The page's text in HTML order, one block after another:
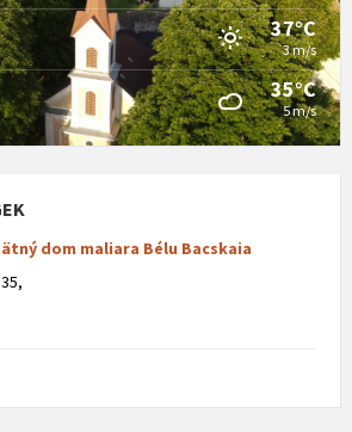
37°C
3 m/s
35°C
5 m/s
dom maliara Bélu Bacskaia